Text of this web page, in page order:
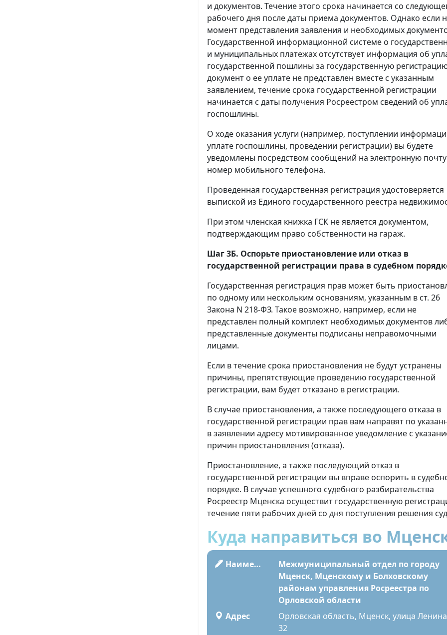
и документов. Течение этого срока начинается со
рабочего дня после даты приема документов. Однако если
момент представления заявления и необходимых
Государственной информационной системе о
и муниципальных платежах отсутствует информация об
государственной пошлины за государственную
документ о ее уплате не представлен вместе с указанным
заявлением, течение срока государственной регистрации
начинается с даты получения Росреестром сведений об
госпошлины.
О ходе оказания услуги (например, поступлении
уплате госпошлины, проведении регистрации) вы будете
уведомлены посредством сообщений на электронную
номер мобильного телефона.
Проведенная государственная регистрация удостоверяется
выпиской из Единого государственного реестра
При этом членская книжка ГСК не является документом,
подтверждающим право собственности на гараж.
Шаг 3Б. Оспорьте приостановление или отказ в
государственной регистрации права в судебном
Государственная регистрация прав может быть
по одному или нескольким основаниям, указанным в ст. 26
Закона N 218-ФЗ. Такое возможно, например, если не
представлен полный комплект необходимых документов
представленные документы подписаны неправомочными
лицами.
Если в течение срока приостановления не будут устранены
причины, препятствующие проведению государственной
регистрации, вам будет отказано в регистрации.
В случае приостановления, а также последующего отказа в
государственной регистрации прав вам направят по
в заявлении адресу мотивированное уведомление с
причин приостановления (отказа).
Приостановление, а также последующий отказ в
государственной регистрации вы вправе оспорить в
порядке. В случае успешного судебного разбирательства
Росреестр Мценска осуществит государственную
течение пяти рабочих дней со дня поступления решения
Куда направиться во
Наименование
Межмуниципальный отдел по городу
Мценск, Мценскому и Болховскому
районам управления Росреестра по
Орловской области
Адрес
Орловская область, Мценск, улица
32